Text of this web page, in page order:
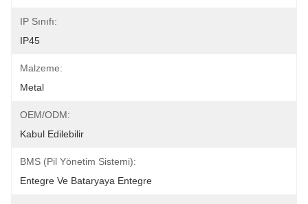
IP Sınıfı:
IP45
Malzeme:
Metal
OEM/ODM:
Kabul Edilebilir
BMS (Pil Yönetim Sistemi):
Entegre Ve Bataryaya Entegre